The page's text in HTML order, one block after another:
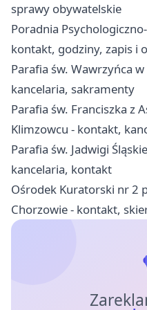
sprawy obywatelskie
Poradnia
kontakt, godziny, zapis i
Parafia św. Wawrzyńca
kancelaria, sakramenty
Parafia św. Franciszka z
Klimzowcu - kontakt,
Parafia św. Jadwigi
kancelaria, kontakt
Ośrodek Kuratorski nr 2
Chorzowie - kontakt,